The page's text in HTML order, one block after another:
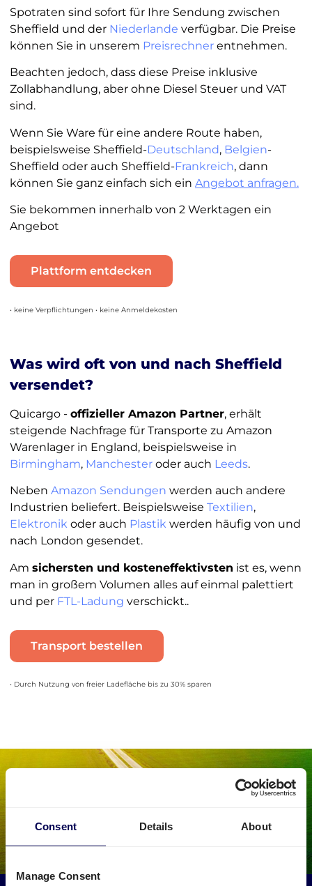
Consent Details About
Manage Consent
Spotraten sind sofort für Ihre Sendung zwischen
Sheffield und der Niederlande verfügbar. Die Preise
können Sie in unserem Preisrechnerentnehmen.
Beachten jedoch, dass diese Preise inklusive
Zollabhandlung, aber ohne Diesel Steuer und VAT
sind.
Wenn Sie Ware für eine andere Route haben,
beispielsweise Sheffield-Deutschland, Belgien-
Sheffield oder auch Sheffield-Frankreich, dann
können Sie ganz einfach sich ein Angebot anfragen.
Sie bekommen innerhalb von 2 Werktagen ein
Angebot
Plattform entdecken
• keine Verpflichtungen • keine Anmeldekosten
Was wird oft von und nach Sheffield
versendet?
Quicargo - offizieller Amazon Partner, erhält
steigende Nachfrage für Transporte zu Amazon
Warenlager in England, beispielsweise in
Birmingham, Manchesteroder auch Leeds.
Neben Amazon Sendungen werden auch andere
Industrien beliefert. Beispielsweise Textilien,
Elektronikoder auch Plastikwerden häufig von und
nach London gesendet.
Am sichersten und kosteneffektivsten ist es, wenn
man in großem Volumen alles auf einmal palettiert
und per FTL-Ladung verschickt..
Transport bestellen
• Durch Nutzung von freier Ladefläche bis zu 30% sparen